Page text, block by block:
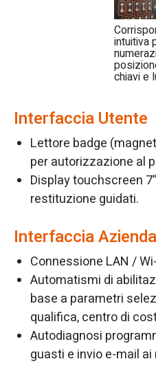
intuitiva
chiavi e
Interfaccia Utente
Lettore badge
per autorizzazione al
Display touchscreen
restituzione guidati.
Interfaccia Azienda
Connessione LAN /
Automatismi di
base a parametri
qualifica, centro di
Autodiagnosi
guasti e invio e-mail